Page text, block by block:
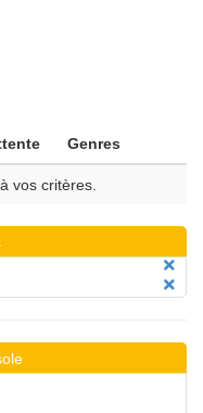
Genres
vos critères.